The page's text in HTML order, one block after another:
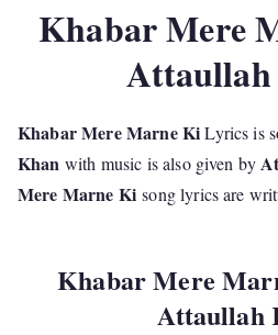
Khabar Mere
Khabar Mere Marne KiLyrics is
Khan with music is also given by
Mere Marne Ki song lyrics are
Khabar Mere
Attaullah